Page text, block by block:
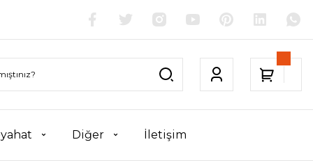
Diğer İletişim